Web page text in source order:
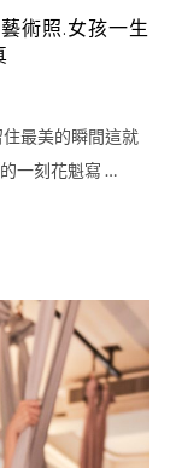
術照.女孩一生
最美的瞬間這就
一刻花魁寫 …